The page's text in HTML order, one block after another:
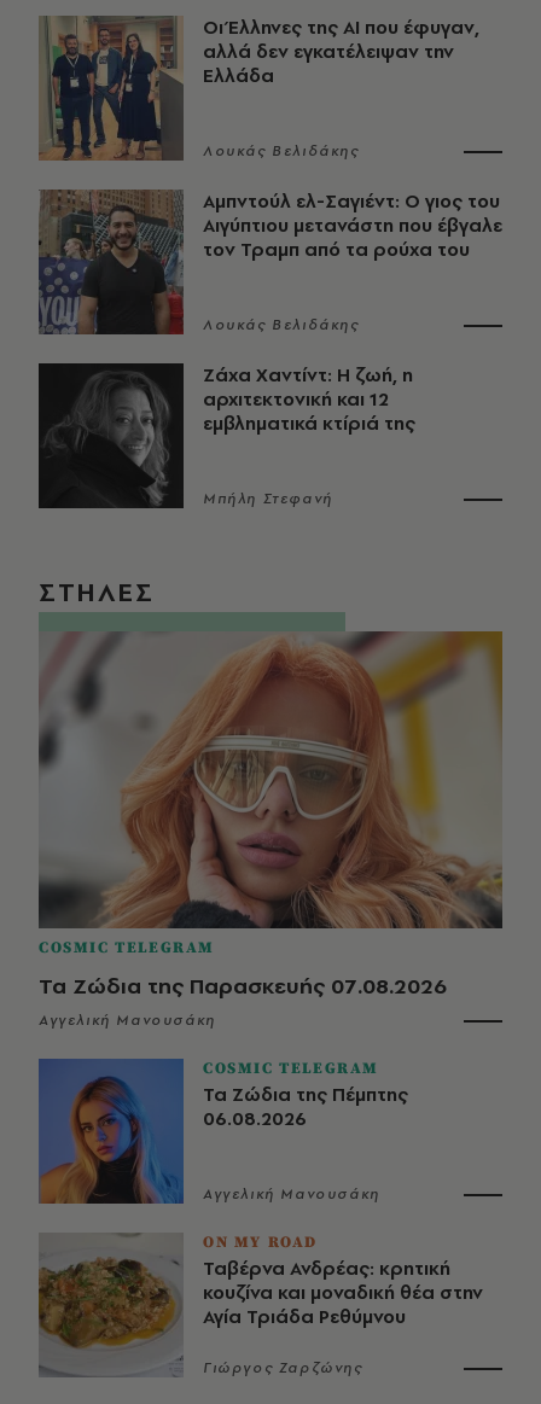
Οι Έλληνες της ΑΙ που έφυγαν,
αλλά δεν εγκατέλειψαν την
Ελλάδα
Λουκάς Βελιδάκης
Αμπντούλ ελ-Σαγιέντ: Ο γιος του
Αιγύπτιου μετανάστη που έβγαλε
τον Τραμπ από τα ρούχα του
Λουκάς Βελιδάκης
Ζάχα Χαντίντ: Η ζωή, η
αρχιτεκτονική και 12
εμβληματικά κτίριά της
Μπήλη Στεφανή
ΣΤΗΛΕΣ
COSMIC TELEGRAM
Τα Ζώδια της Παρασκευής 07.08.2026
Αγγελική Μανουσάκη
COSMIC TELEGRAM
Τα Ζώδια της Πέμπτης
06.08.2026
Αγγελική Μανουσάκη
ON MY ROAD
Ταβέρνα Ανδρέας: κρητική
κουζίνα και μοναδική θέα στην
Αγία Τριάδα Ρεθύμνου
Γιώργος Ζαρζώνης